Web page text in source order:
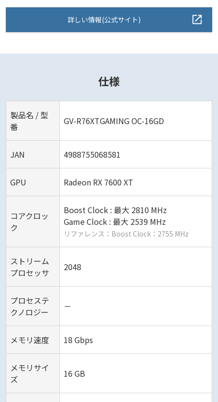
詳しい情報(公式サイト)
仕様
製品名 / 型
番
GV-R76XTGAMING OC-16GD
JAN 4988755068581
GPU Radeon RX 7600 XT
コアクロッ
ク
Boost Clock : 最大 2810 MHz
Game Clock : 最大 2539 MHz
リファレンス：Boost Clock：2755 MHz
ストリーム
プロセッサ
2048
プロセステ
クノロジー
－
メモリ速度 18 Gbps
メモリサイ
ズ
16 GB